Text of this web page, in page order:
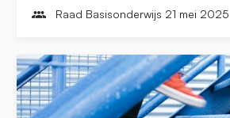
Raad Basisonderwijs 21 mei 2025